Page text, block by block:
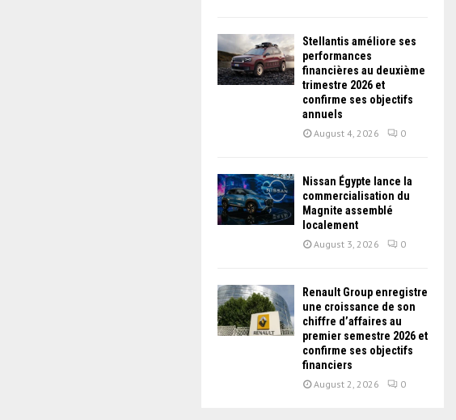
Stellantis améliore ses
performances
financières au deuxième
trimestre 2026 et
confirme ses objectifs
annuels
August 4, 2026 0
Nissan Égypte lance la
commercialisation du
Magnite assemblé
localement
August 3, 2026 0
Renault Group enregistre
une croissance de son
chiffre d’affaires au
premier semestre 2026 et
confirme ses objectifs
financiers
August 2, 2026 0